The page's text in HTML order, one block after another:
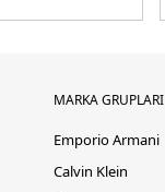
MARKA GRUPLARI
Emporio Armani
Calvin Klein